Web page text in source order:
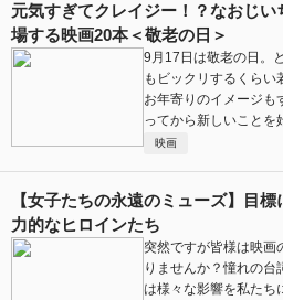
元気すぎてクレイジー！？なおじ
場する映画20本＜敬老の日＞
9月17日は敬老の日。
もビックリするくらい
お年寄りのイメージも
ってから新しいこと
映画
【女子たちの永遠のミューズ】目
力的なヒロインたち
突然ですが皆様は映画
りませんか？憧れの台
は様々な影響を私たち